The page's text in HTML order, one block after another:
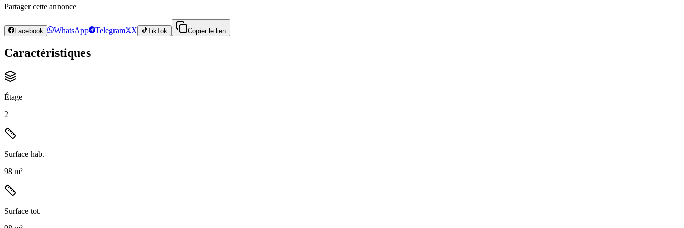
Partager cette annonce
Facebook WhatsApp Telegram X TikTok Copier le lien
Caractéristiques
Étage
2
Surface hab.
98 m²
Surface tot.